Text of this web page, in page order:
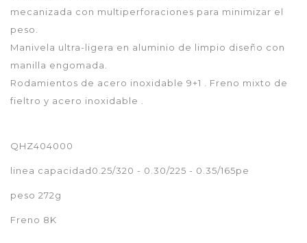
mecanizada con multiperforaciones para minimizar el
peso.
Manivela ultra-ligera en aluminio de limpio diseño con
manilla engomada.
Rodamientos de acero inoxidable 9+1 . Freno mixto de
fieltro y acero inoxidable .
QHZ404000
linea capacidad0.25/320 - 0.30/225 - 0.35/165pe
peso 272g
Freno 8K